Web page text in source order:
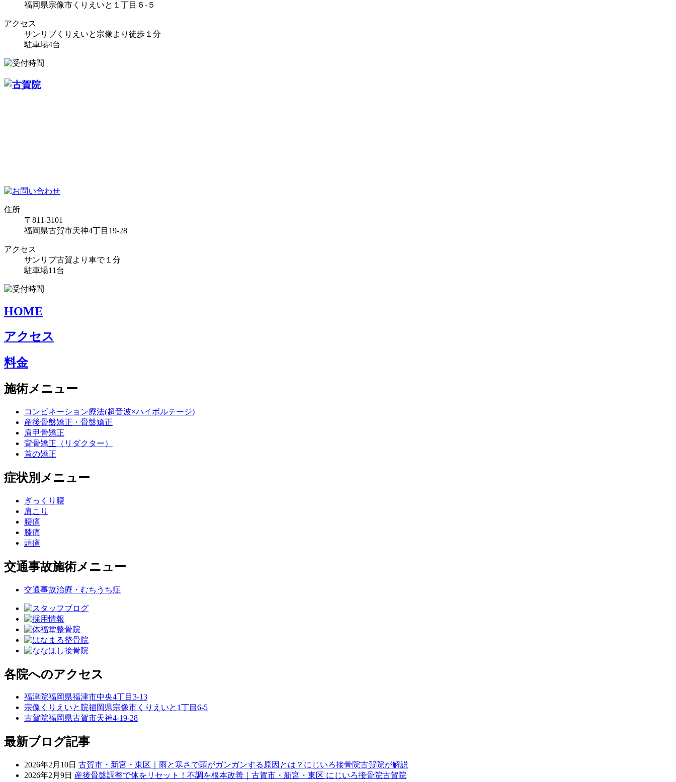
福岡県宗像市くりえいと１丁目６-５
アクセス
サンリブくりえいと宗像より徒歩１分
駐車場4台
住所
〒811-3101
福岡県古賀市天神4丁目19-28
アクセス
サンリブ古賀より車で１分
駐車場11台
HOME
アクセス
料金
施術メニュー
コンビネーション療法(超音波×ハイボルテージ)
産後骨盤矯正・骨盤矯正
肩甲骨矯正
背骨矯正（リダクター）
首の矯正
症状別メニュー
ぎっくり腰
肩こり
腰痛
膝痛
頭痛
交通事故施術メニュー
交通事故治療・むちうち症
各院へのアクセス
福津院福岡県福津市中央4丁目3-13
宗像くりえいと院福岡県宗像市くりえいと1丁目6-5
古賀院福岡県古賀市天神4-19-28
最新ブログ記事
2026年2月10日 古賀市・新宮・東区｜雨と寒さで頭がガンガンする原因とは？にじいろ接骨院古賀院が解説
2026年2月9日 産後骨盤調整で体をリセット！不調を根本改善｜古賀市・新宮・東区 にじいろ接骨院古賀院